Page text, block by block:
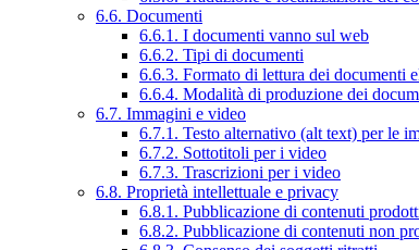
6.6. Documenti
6.6.1. I documenti vanno sul web
6.6.2. Tipi di documenti
6.6.3. Formato di lettura dei documenti
6.6.4. Modalità di produzione dei
6.7. Immagini e video
6.7.1. Testo alternativo (alt text) per le
6.7.2. Sottotitoli per i video
6.7.3. Trascrizioni per i video
6.8. Proprietà intellettuale e privacy
6.8.1. Pubblicazione di contenuti
6.8.2. Pubblicazione di contenuti non